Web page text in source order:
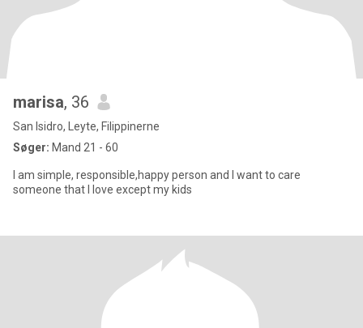
marisa, 36
San Isidro, Leyte, Filippinerne
Søger: Mand 21 - 60
I am simple, responsible,happy person and I want to care
someone that I love except my kids